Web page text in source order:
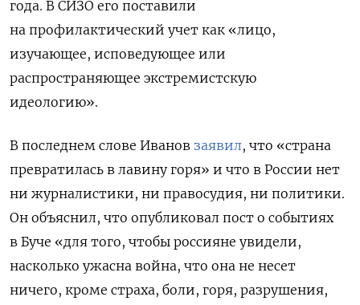
года. В СИЗО его поставили
на профилактический учет как «лицо,
изучающее, исповедующее или
распространяющее экстремистскую
идеологию».
В последнем слове Иванов заявил, что «страна
превратилась в лавину горя» и что в России нет
ни журналистики, ни правосудия, ни политики.
Он объяснил, что опубликовал пост о событиях
в Буче «для того, чтобы россияне увидели,
насколько ужасна война, что она не несет
ничего, кроме страха, боли, горя, разрушения,